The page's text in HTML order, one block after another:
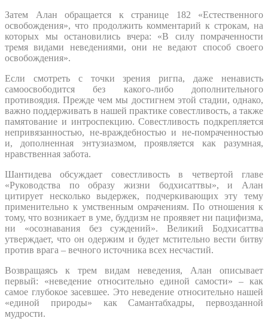
Затем Алан обращается к странице 182 «Естественного
освобождения», что продолжить комментарий к строкам, на
которых мы остановились вчера: «В силу помраченности
тремя видами неведениями, они не ведают способ своего
освобождения».
Если смотреть с точки зрения ригпа, даже ненависть
самоосвободится без какого-либо дополнительного
противоядия. Прежде чем мы достигнем этой стадии, однако,
важно поддерживать в нашей практике совестливость, а также
памятование и интроспекцию. Совестливость подкрепляется
непривязанностью, не-враждебностью и не-помраченностью
и, дополненная энтузиазмом, проявляется как разумная,
нравственная забота.
Шантидева обсуждает совестливость в четвертой главе
«Руководства по образу жизни бодхисаттвы», и Алан
цитирует несколько выдержек, подчеркивающих эту тему
применительно к умственным омрачениям. По отношения к
тому, что возникает в уме, буддизм не проявяет ни пацифизма,
ни «осознавания без суждений». Великий Бодхисаттва
утверждает, что он одержим и будет мстительно вести битву
против врага – вечного источника всех несчастий.
Возвращаясь к трем видам неведения, Алан описывает
первый: «неведение относительно единой самости» – как
самое глубокое засевшее. Это неведение относительно нашей
«единой природы» как Самантабхадры, первозданной
мудрости.